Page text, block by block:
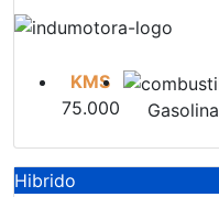
KMS
75.000
Gasolina
Hibrido